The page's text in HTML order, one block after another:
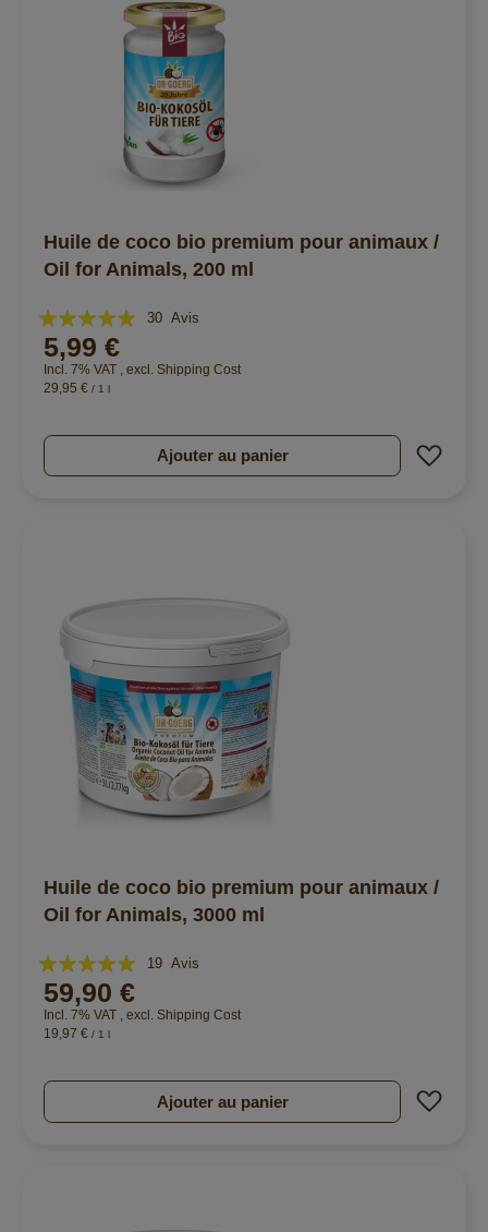
Huile de coco bio premium pour animaux /
Oil for Animals, 200 ml
Évaluation:
98%
30 Avis
5,99 €
Incl. 7% VAT excl. Shipping Cost
29,95 € / 1 l
Ajouter au panier
Huile de coco bio premium pour animaux /
Oil for Animals, 3000 ml
Évaluation:
99%
19 Avis
59,90 €
Incl. 7% VAT , excl. Shipping Cost
19,97 € / 1 l
Ajouter au panier